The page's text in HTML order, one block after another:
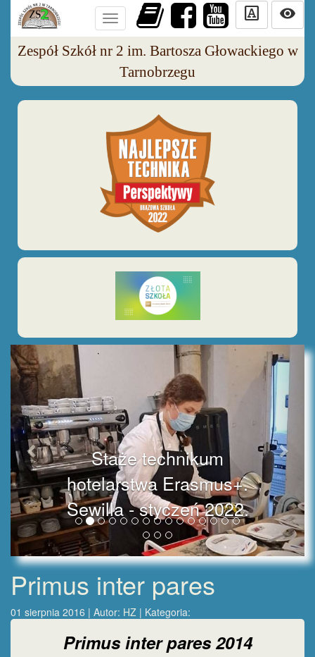
visibility
slab_serif
Toggle
navigation
Zespół Szkół nr 2 im. Bartosza Głowackiego w
Tarnobrzegu
Staże technikum
hotelarstwa Erasmus+.
Sewilla - styczeń 2022.
Primus inter pares
01 sierpnia 2016 | Autor: HZ | Kategoria:
Primus inter pares 2014